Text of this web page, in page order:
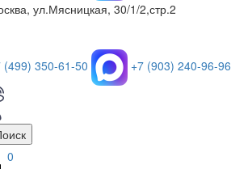
ул.Мясницкая, 30/1/2,стр.2
(499) 350-61-50 +7 (903) 240-96-96
0